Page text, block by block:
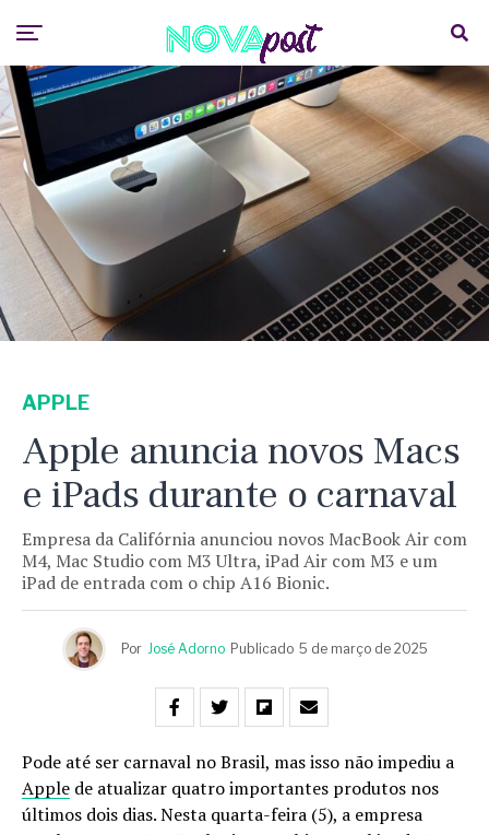
APPLE
Apple anuncia novos Macs
e iPads durante o carnaval
Empresa da Califórnia anunciou novos MacBook Air com
M4, Mac Studio com M3 Ultra, iPad Air com M3 e um
iPad de entrada com o chip A16 Bionic.
Por José Adorno Publicado 5 de março de 2025
Pode até ser carnaval no Brasil, mas isso não impediu a
Apple de atualizar quatro importantes produtos nos
últimos dois dias. Nesta quarta-feira (5), a empresa